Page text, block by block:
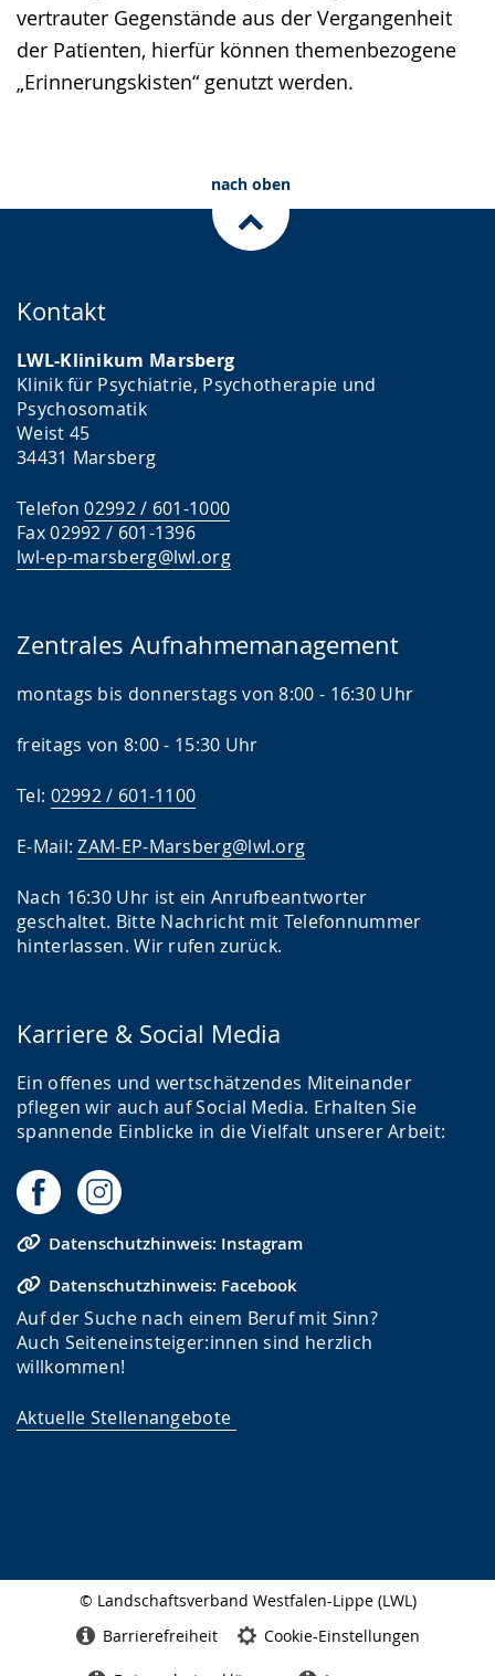
vertrauter Gegenstände aus der Vergangenheit
der Patienten, hierfür können themenbezogene
„Erinnerungskisten“ genutzt werden.
nach oben
Kontakt
LWL-Klinikum Marsberg
Klinik für Psychiatrie, Psychotherapie und
Psychosomatik
Weist 45
34431 Marsberg
Telefon02992 / 601-1000
Fax 02992 / 601-1396
lwl-ep-marsberg@lwl.org
Zentrales Aufnahmemanagement
montags bis donnerstags von 8:00 - 16:30 Uhr
freitags von 8:00 - 15:30 Uhr
Tel: 02992 / 601-1100
E-Mail:ZAM-EP-Marsberg@lwl.org
Nach 16:30 Uhr ist ein Anrufbeantworter
geschaltet. Bitte Nachricht mit Telefonnummer
hinterlassen. Wir rufen zurück.
Karriere & Social Media
Ein offenes und wertschätzendes Miteinander
pflegen wir auch auf Social Media. Erhalten Sie
spannende Einblicke in die Vielfalt unserer Arbeit:
Datenschutzhinweis: Instagram
Datenschutzhinweis: Facebook
Auf der Suche nach einem Beruf mit Sinn?
Auch Seiteneinsteiger:innen sind herzlich
willkommen!
Aktuelle Stellenangebote
© Landschaftsverband Westfalen-Lippe (LWL)
Barrierefreiheit Cookie-Einstellungen